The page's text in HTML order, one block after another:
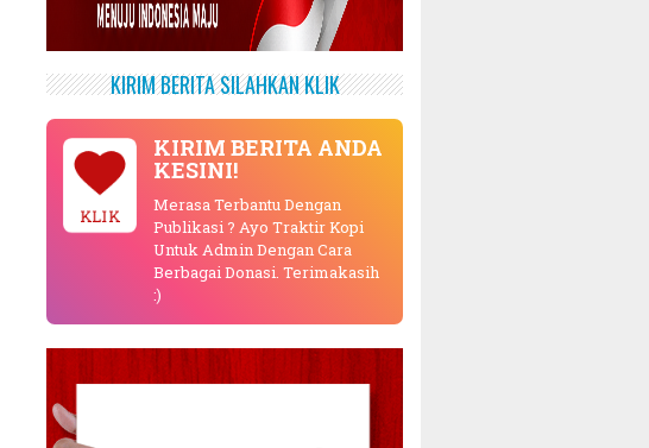
KIRIM BERITA SILAHKAN KLIK
KLIK
KIRIM BERITA ANDA
KESINI!
Merasa Terbantu Dengan
Publikasi ? Ayo Traktir Kopi
Untuk Admin Dengan Cara
Berbagai Donasi. Terimakasih
:)